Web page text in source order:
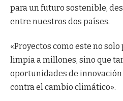
para un futuro sostenible,
entre nuestros dos países.
«Proyectos como este no
limpia a millones, sino que
oportunidades de
contra el cambio climático».